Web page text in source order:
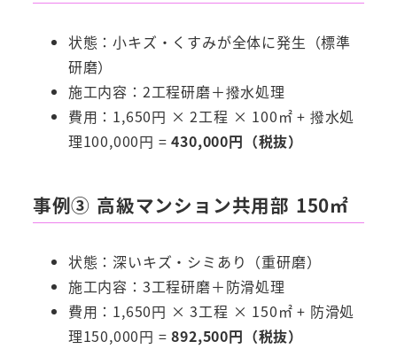
状態：小キズ・くすみが全体に発生（標準
研磨）
施工内容：2工程研磨＋撥水処理
費用：1,650円 × 2工程 × 100㎡ + 撥水処
理100,000円 =430,000円（税抜）
事例③ 高級マンション共用部 150㎡
状態：深いキズ・シミあり（重研磨）
施工内容：3工程研磨＋防滑処理
費用：1,650円 × 3工程 × 150㎡ + 防滑処
理150,000円 =892,500円（税抜）